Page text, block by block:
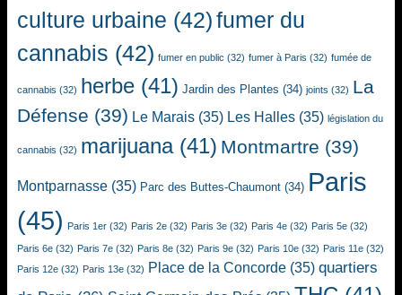
culture urbaine (42)fumer du
cannabis (42) fumer en public (32) fumer à Paris (32) fumée de
cannabis (32) herbe (41) Jardin des Plantes (34) joints (32) La
Défense (39) Le Marais (35) Les Halles (35) législation du
cannabis (32) marijuana(41) Montmartre (39)
Montparnasse (35) Parc des Buttes-Chaumont (34) Paris
(45) Paris 1er (32) Paris 2e (32) Paris 3e (32) Paris 4e (32) Paris 5e (32)
Paris 6e (32) Paris 7e (32) Paris 8e (32) Paris 9e (32) Paris 10e (32) Paris 11e (32)
Paris 12e (32) Paris 13e (32) Place de la Concorde (35) quartiers